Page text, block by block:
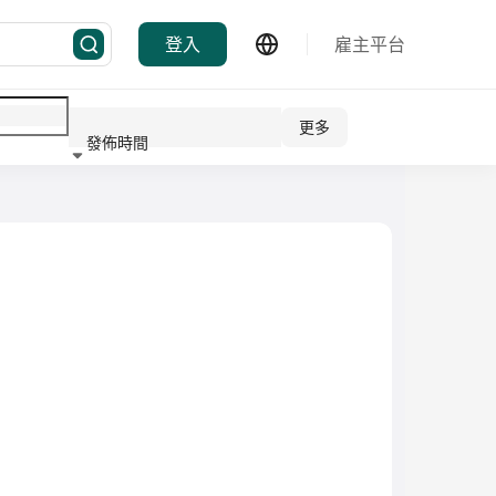
登入 雇主平台
發佈時間
更多